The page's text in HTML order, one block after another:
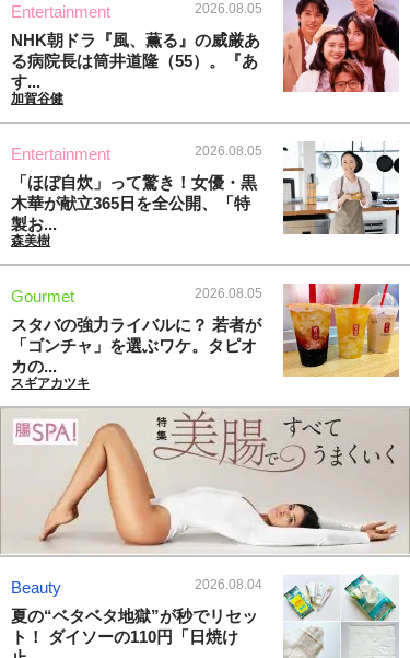
Entertainment 2026.08.05
NHK朝ドラ『風、薫る』の威厳あ
る病院長は筒井道隆（55）。『あ
す...
加賀谷健
Entertainment 2026.08.05
「ほぼ自炊」って驚き！女優・黒
木華が献立365日を全公開、「特
製お...
森美樹
Gourmet 2026.08.05
スタバの強力ライバルに？ 若者が
「ゴンチャ」を選ぶワケ。タピオ
カの...
スギアカツキ
Beauty 2026.08.04
夏の“ベタベタ地獄”が秒でリセッ
ト！ ダイソーの110円「日焼け